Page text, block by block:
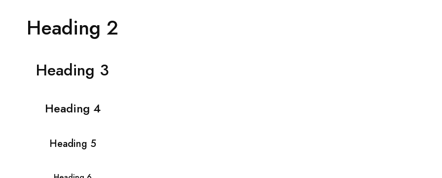
Heading 2
Heading 3
Heading 4
Heading 5